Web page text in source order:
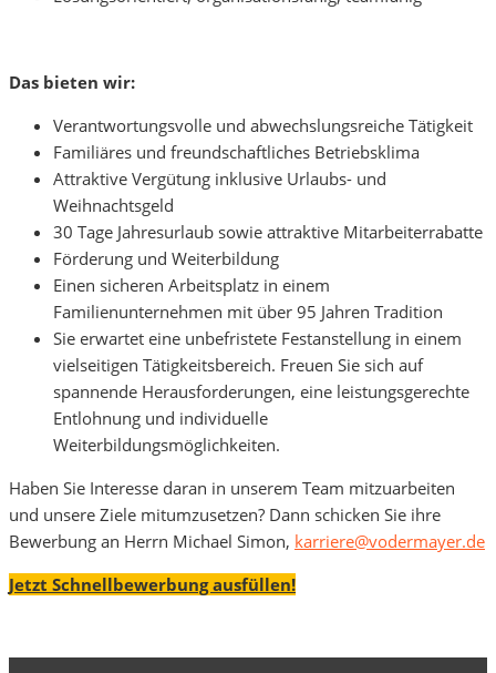
Das bieten wir:
Verantwortungsvolle und abwechslungsreiche Tätigkeit
Familiäres und freundschaftliches Betriebsklima
Attraktive Vergütung inklusive Urlaubs- und
Weihnachtsgeld
30 Tage Jahresurlaub sowie attraktive Mitarbeiterrabatte
Förderung und Weiterbildung
Einen sicheren Arbeitsplatz in einem
Familienunternehmen mit über 95 Jahren Tradition
Sie erwartet eine unbefristete Festanstellung in einem
vielseitigen Tätigkeitsbereich. Freuen Sie sich auf
spannende Herausforderungen, eine leistungsgerechte
Entlohnung und individuelle
Weiterbildungsmöglichkeiten.
Haben Sie Interesse daran in unserem Team mitzuarbeiten
und unsere Ziele mitumzusetzen? Dann schicken Sie ihre
Bewerbung an Herrn Michael Simon, karriere@vodermayer.de
Jetzt Schnellbewerbung ausfüllen!